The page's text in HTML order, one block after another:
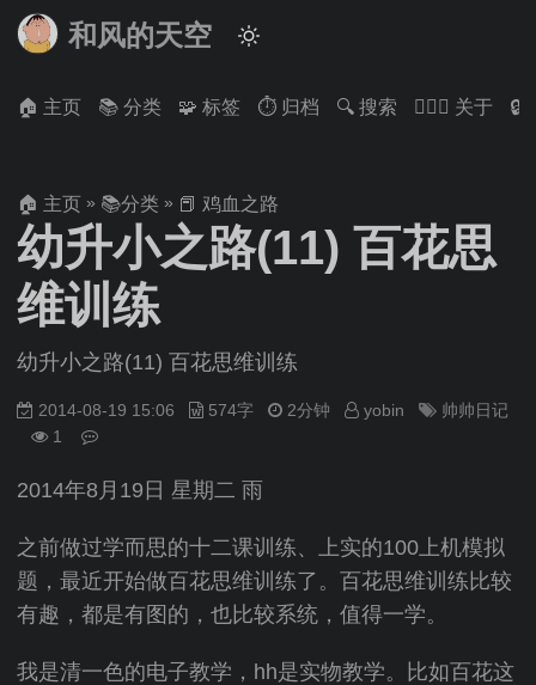
和风的天空
🏠 主页 📚 分类 🧩 标签 ⏱ 归档 🔍 搜索 🙋🏻‍♂️ 关于 🔒
🏠 主页 » 📚分类 » 📕 鸡血之路
幼升小之路(11) 百花思
维训练
幼升小之路(11) 百花思维训练
2014-08-19 15:06 574字 2分钟 yobin
帅帅日记
1
2014年8月19日 星期二 雨
之前做过学而思的十二课训练、上实的100上机模拟
题，最近开始做百花思维训练了。百花思维训练比较
有趣，都是有图的，也比较系统，值得一学。
我是清一色的电子教学，hh是实物教学。比如百花这